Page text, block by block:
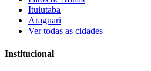
Ituiutaba
Araguari
Ver todas as cidades
Institucional